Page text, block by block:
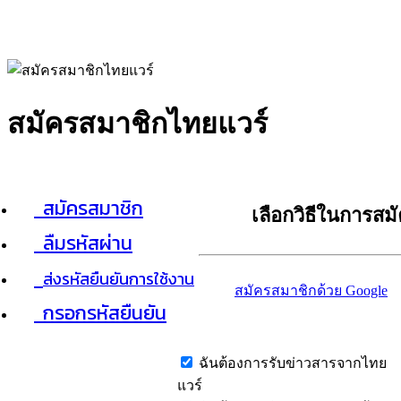
สมัครสมาชิกไทยแวร์
สมัครสมาชิก
ลืมรหัสผ่าน
ส่งรหัสยืนยันการใช้งาน
กรอกรหัสยืนยัน
เลือกวิธีในการส
สมัครสมาชิกด้วย Google
ฉันต้องการรับข่าวสารจากไทย
แวร์